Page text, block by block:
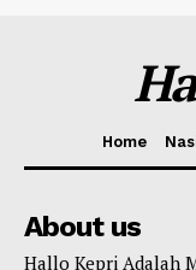
Home
About us
Hallo Kepri Adalah